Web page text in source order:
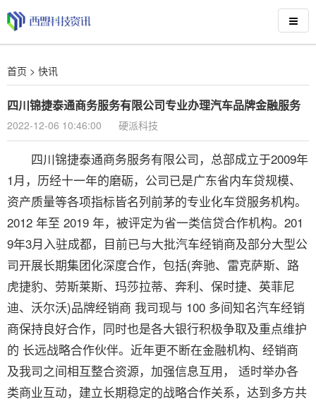
首页 > 快讯
四川锦捷泰通商务服务有限公司专业办理汽车品牌金融服务
2022-12-06 10:46:00 硬派科技
四川锦捷泰通商务服务有限公司，总部成立于2009年
1月，历经十一年的磨砺，公司已是广东省内车贷规模、
资产质量等各项指标皆名列前茅的专业化车贷服务机构。
2012 年至 2019 年，被评定为省一类信贷合作机构。201
9年3月入驻成都，目前已与大批汽车经销商及部分大型公
司开展长期集团化深度合作，包括(奔驰、雷克萨斯、路
虎捷豹、劳斯莱斯、玛莎拉蒂、奔利、保时捷、英菲尼
迪、沃尔沃)品牌经销商 我司现与 100 多间知名汽车经销
商保持良好合作，同时也是各大银行积极争取及重点维护
的 长远战略合作伙伴。近年更不断在金融机构、经销商
及我司之间相互整合资源，加强信息互用， 适时举办各
类商业互动，建立长期稳定的战略合作关系，达到多方共